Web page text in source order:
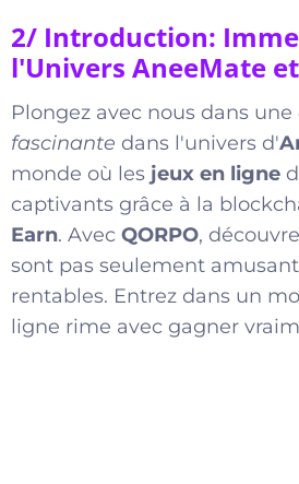
2/ Introduction:
l'Univers AneeMate et
Plongez avec nous dans une
fascinante dans l'univers d'
monde où les jeux en ligne
captivants grâce à la
Earn. Avec QORPO,
sont pas seulement
rentables. Entrez dans un
ligne rime avec gagner